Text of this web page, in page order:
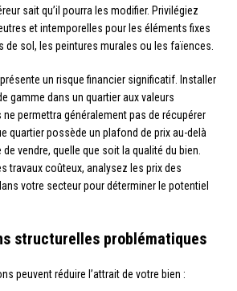
sait qu’il pourra les modifier. Privilégiez
et intemporelles pour les éléments fixes
de sol, les peintures murales ou les faïences.
un risque financier significatif. Installer
gamme dans un quartier aux valeurs
permettra généralement pas de récupérer
quartier possède un plafond de prix au-delà
vendre, quelle que soit la qualité du bien.
travaux coûteux, analysez les prix des
votre secteur pour déterminer le potentiel
structurelles problématiques
peuvent réduire l’attrait de votre bien :